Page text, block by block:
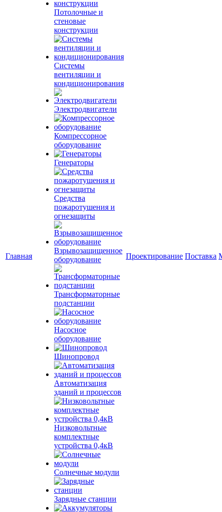
Главная
Потолочные и
стеновые
конструкции
Системы
вентиляции и
кондиционирования
Электродвигатели
Компрессорное
оборудование
Генераторы
Средства
пожаротушения и
огнезащиты
Взрывозащищенное
оборудование
Трансформаторные
подстанции
Насосное
оборудование
Шинопровод
Автоматизация
зданий и процессов
Низковольтные
комплектные
устройства 0,4кВ
Солнечные модули
Зарядные станции
Проектирование Поставка